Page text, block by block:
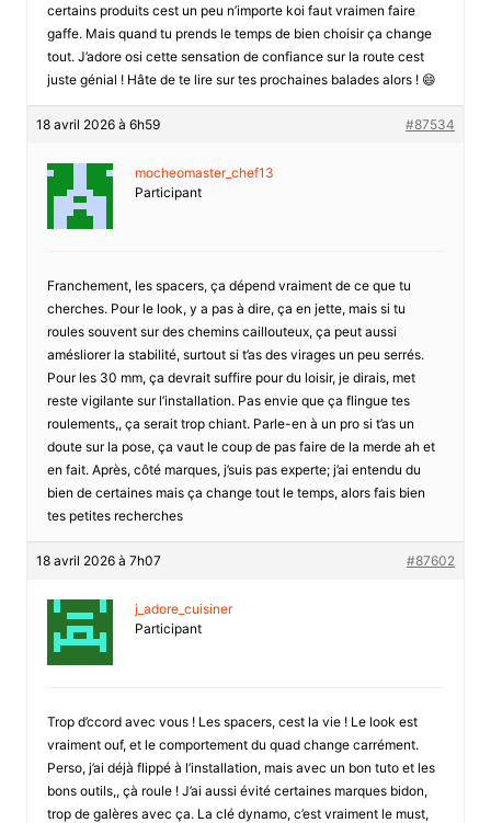
certains produits cest un peu n’importe koi faut vraimen faire
gaffe. Mais quand tu prends le temps de bien choisir ça change
tout. J’adore osi cette sensation de confiance sur la route cest
juste génial ! Hâte de te lire sur tes prochaines balades alors ! 😄
18 avril 2026 à 6h59 #87534
mocheomaster_chef13
Participant
Franchement, les spacers, ça dépend vraiment de ce que tu
cherches. Pour le look, y a pas à dire, ça en jette, mais si tu
roules souvent sur des chemins caillouteux, ça peut aussi
amésliorer la stabilité, surtout si t’as des virages un peu serrés.
Pour les 30 mm, ça devrait suffire pour du loisir, je dirais, met
reste vigilante sur l’installation. Pas envie que ça flingue tes
roulements,, ça serait trop chiant. Parle-en à un pro si t’as un
doute sur la pose, ça vaut le coup de pas faire de la merde ah et
en fait. Après, côté marques, j’suis pas experte; j’ai entendu du
bien de certaines mais ça change tout le temps, alors fais bien
tes petites recherches
18 avril 2026 à 7h07 #87602
j_adore_cuisiner
Participant
Trop d’ccord avec vous ! Les spacers, cest la vie ! Le look est
vraiment ouf, et le comportement du quad change carrément.
Perso, j’ai déjà flippé à l’installation, mais avec un bon tuto et les
bons outils,, çà roule ! J’ai aussi évité certaines marques bidon,
trop de galères avec ça. La clé dynamo, c’est vraiment le must,